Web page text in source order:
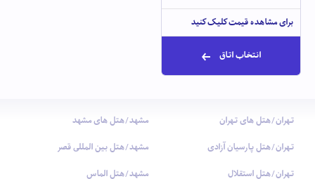
برای مشاهده قیمت کلیک کنید
انتخاب اتاق
تهران/هتل های تهران
تهران/هتل پارسیان آزادی
تهران/هتل استقلال
مشهد/هتل های مشهد
مشهد/هتل بین المللی قصر
مشهد/هتل الماس